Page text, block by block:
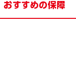
おすすめの保障